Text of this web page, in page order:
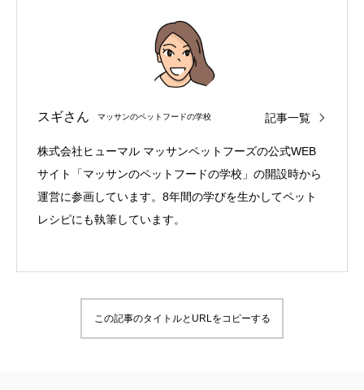
スギさん マッサンのペットフードの学校 記事一覧
株式会社ヒューマル マッサンペットフーズの公式WEB
サイト「マッサンのペットフードの学校」の開設時から
運営に参画しています。8年間の学びを生かしてペット
レシピにも執筆しています。
この記事のタイトルとURLをコピーする